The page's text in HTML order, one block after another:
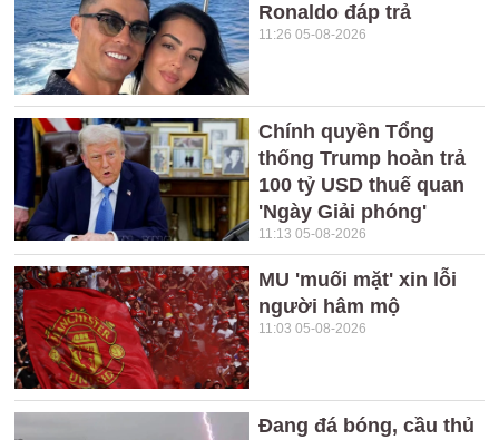
Ronaldo đáp trả
11:26 05-08-2026
Chính quyền Tổng
thống Trump hoàn trả
100 tỷ USD thuế quan
'Ngày Giải phóng'
11:13 05-08-2026
MU 'muối mặt' xin lỗi
người hâm mộ
11:03 05-08-2026
Đang đá bóng, cầu thủ